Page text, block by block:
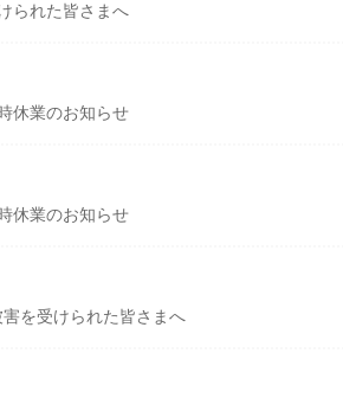
られた皆さまへ
休業のお知らせ
休業のお知らせ
を受けられた皆さまへ